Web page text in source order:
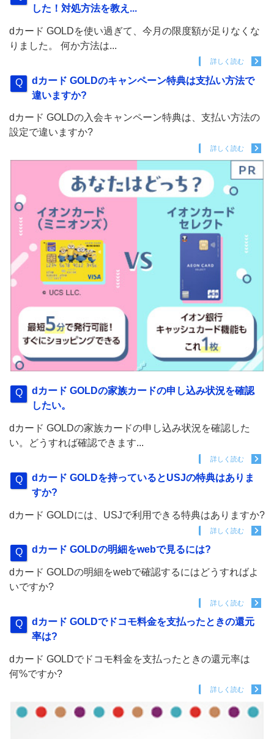
した！対処方法を教え...
dカード GOLDを使い過ぎて、今月の限度額が足りなくな
りました。 何か方法は...
詳しく読む
dカード GOLDのキャンペーン特典は支払い方法で
違いますか?
dカード GOLDの入会キャンペーン特典は、支払い方法の
設定で違いますか?
詳しく読む
dカード GOLDの家族カードの申し込み状況を確認
したい。
dカード GOLDの家族カードの申し込み状況を確認した
い。どうすれば確認できます...
詳しく読む
dカード GOLDを持っているとUSJの特典はありま
すか?
dカード GOLDには、USJで利用できる特典はありますか?
詳しく読む
dカード GOLDの明細をwebで見るには?
dカード GOLDの明細をwebで確認するにはどうすればよ
いですか?
詳しく読む
dカード GOLDでドコモ料金を支払ったときの還元
率は?
dカード GOLDでドコモ料金を支払ったときの還元率は
何%ですか?
詳しく読む